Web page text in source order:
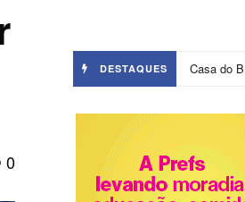
0
DESTAQUES